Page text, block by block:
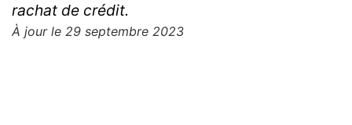
OCF : compte qui protège des abus bancaires
Comment se passer de la banque ?
rachat de crédit.
À jour le 29 septembre 2023